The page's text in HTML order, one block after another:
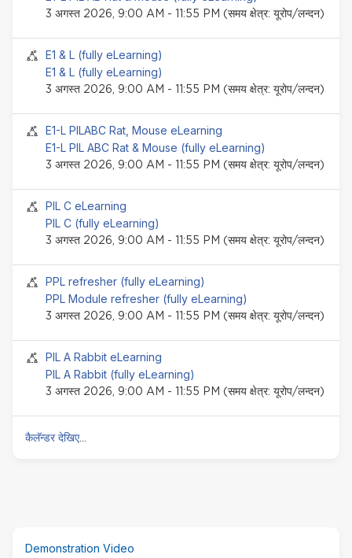
3 अगस्त 2026, 9:00 AM - 11:55 PM (समय क्षेत्र: यूरोप/लन्दन)
सेमिनार इवेंट
E1 & L (fully eLearning)
E1 & L (fully eLearning)
3 अगस्त 2026, 9:00 AM - 11:55 PM (समय क्षेत्र: यूरोप/लन्दन)
सेमिनार इवेंट
E1-L PILABC Rat, Mouse eLearning
E1-L PIL ABC Rat & Mouse (fully eLearning)
3 अगस्त 2026, 9:00 AM - 11:55 PM (समय क्षेत्र: यूरोप/लन्दन)
सेमिनार इवेंट
PIL C eLearning
PIL C (fully eLearning)
3 अगस्त 2026, 9:00 AM - 11:55 PM (समय क्षेत्र: यूरोप/लन्दन)
सेमिनार इवेंट
PPL refresher (fully eLearning)
PPL Module refresher (fully eLearning)
3 अगस्त 2026, 9:00 AM - 11:55 PM (समय क्षेत्र: यूरोप/लन्दन)
सेमिनार इवेंट
PIL A Rabbit eLearning
PIL A Rabbit (fully eLearning)
3 अगस्त 2026, 9:00 AM - 11:55 PM (समय क्षेत्र: यूरोप/लन्दन)
कैलॅन्डर देखिए...
Demonstration Video